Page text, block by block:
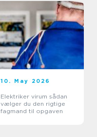
10. May 2026
Elektriker virum sådan
vælger du den rigtige
fagmand til opgaven